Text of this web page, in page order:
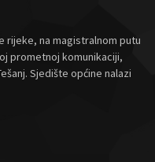
rijeke, na magistralnom putu
prometnoj komunikaciji,
Sjedište općine nalazi